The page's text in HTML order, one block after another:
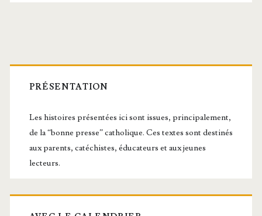
Barre
latérale
principale
PRÉSENTATION
Les histoires présentées ici sont issues, principalement,
de la “bonne presse” catholique. Ces textes sont destinés
aux parents, catéchistes, éducateurs et aux jeunes
lecteurs.